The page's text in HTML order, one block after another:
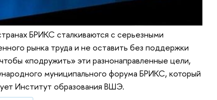
БРИКС сталкиваются с серьезными
рынка труда и не оставить без поддержки
«подружить» эти разнонаправленные цели,
муниципального форума БРИКС, который
Институт образования ВШЭ.